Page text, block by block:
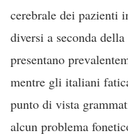
cerebrale dei pazienti
diversi a seconda
presentano
mentre gli italiani
punto di vista
alcun problema